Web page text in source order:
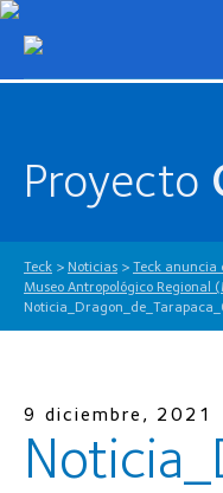
Proyecto
Teck > Noticias > Teck anuncia
Museo Antropológico Regional
9 diciembre, 2021